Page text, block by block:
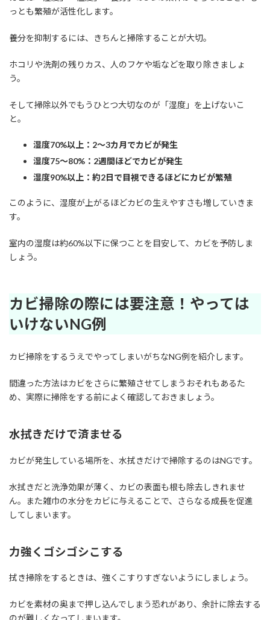
っとも繁殖が活性化します。
養分を抑制するには、きちんと掃除することが大切。
ホコリや洗剤の残りカス、人のフケや垢などを取り除きましょ
う。
そして掃除以外でもうひとつ大切なのが「湿度」を上げないこ
と。
湿度70%以上：2～3カ月でカビが発生
湿度75～80%：2週間ほどでカビが発生
湿度90%以上：約2日で目視できるほどにカビが繁殖
このように、湿度が上がるほどカビの生えやすさも増していきま
す。
室内の湿度は約60%以下に保つことを目安して、カビを予防しま
しょう。
カビ掃除の際には要注意！やっては
いけないNG例
カビ掃除をするうえでやってしまいがちなNG例を紹介します。
間違った方法はカビをさらに繁殖させてしまうおそれもあるた
め、実際に掃除をする前によく確認しておきましょう。
水拭きだけで済ませる
カビが発生している場所を、水拭きだけで掃除するのはNGです。
水拭きだと洗浄効果が薄く、カビの表面も根も除去しきれませ
ん。また雑巾の水分をカビに与えることで、さらなる成長を促進
してしまいます。
力強くゴシゴシこする
拭き掃除をするときは、強くこすりすぎないようにしましょう。
カビを素材の奥まで押し込んでしまう恐れがあり、余計に除去する